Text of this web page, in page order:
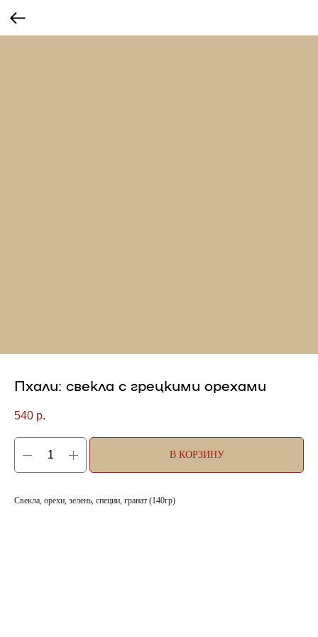
Пхали: свекла с грецкими орехами
540 р.
В КОРЗИНУ
Свекла, орехи, зелень, специи, гранат (140гр)